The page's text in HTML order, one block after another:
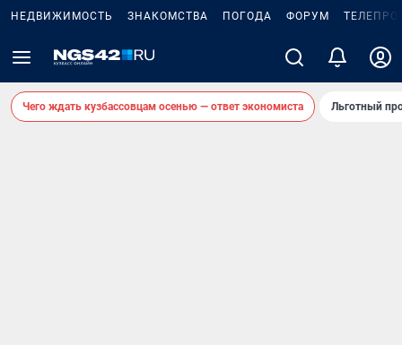
НЕДВИЖИМОСТЬ ЗНАКОМСТВА ПОГОДА ФОРУМ
Чего ждать кузбассовцам осенью — ответ экономиста Льготный